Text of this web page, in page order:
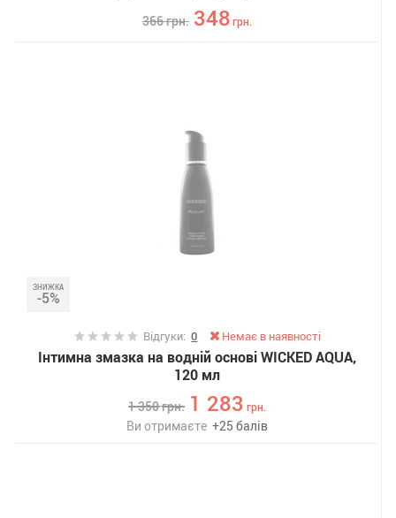
366грн. 348грн.
ЗНИЖКА
-5%
Відгуки:0 Немає в наявності
Інтимна змазка на водній основі WICKED AQUA,
120 мл
1 350грн. 1 283 грн.
Ви отримаєте +25 балів